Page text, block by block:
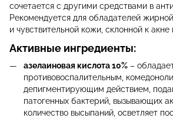
сочетается с другими средствами в
Рекомендуется для обладателей
и чувствительной кожи, склонной к
Активные ингредиенты:
азелаиновая кислота 10% –
противовоспалительным,
депигментирующим действием,
патогенных бактерий, вызывающих
количество высыпаний, осветляет